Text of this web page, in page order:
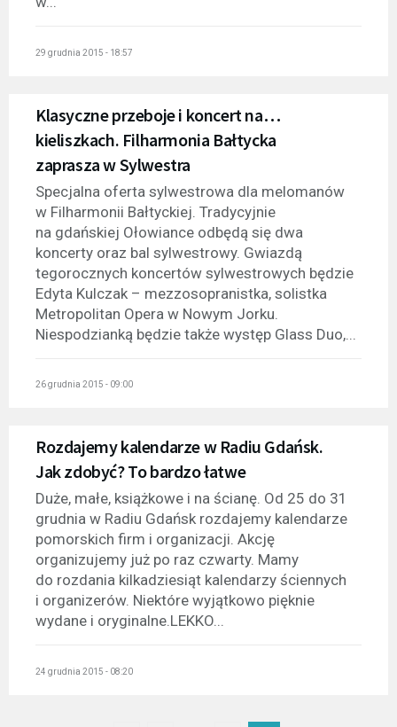
29 grudnia 2015 - 18:57
Klasyczne przeboje i koncert na…
kieliszkach. Filharmonia Bałtycka
zaprasza w Sylwestra
Specjalna oferta sylwestrowa dla melomanów
w Filharmonii Bałtyckiej. Tradycyjnie
na gdańskiej Ołowiance odbędą się dwa
koncerty oraz bal sylwestrowy. Gwiazdą
tegorocznych koncertów sylwestrowych będzie
Edyta Kulczak – mezzosopranistka, solistka
Metropolitan Opera w Nowym Jorku.
Niespodzianką będzie także występ Glass Duo,...
26 grudnia 2015 - 09:00
Rozdajemy kalendarze w Radiu Gdańsk.
Jak zdobyć? To bardzo łatwe
Duże, małe, książkowe i na ścianę. Od 25 do 31
grudnia w Radiu Gdańsk rozdajemy kalendarze
pomorskich firm i organizacji. Akcję
organizujemy już po raz czwarty. Mamy
do rozdania kilkadziesiąt kalendarzy ściennych
i organizerów. Niektóre wyjątkowo pięknie
wydane i oryginalne.LEKKO...
24 grudnia 2015 - 08:20